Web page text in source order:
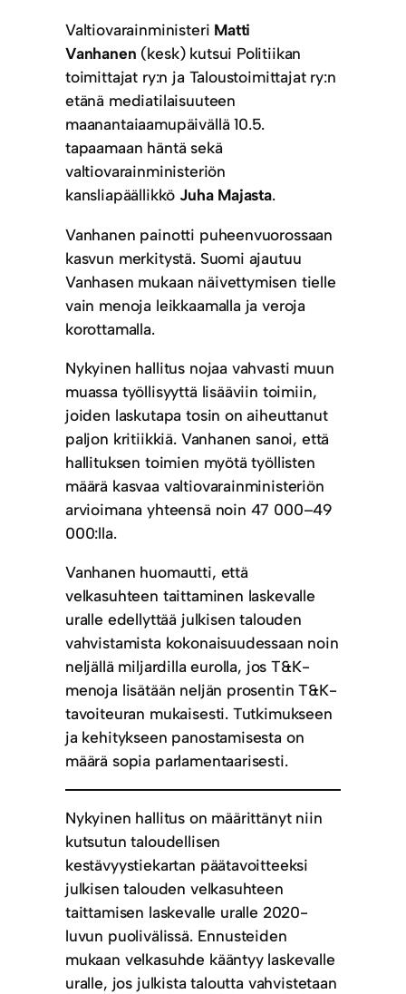
Valtiovarainministeri Matti
Vanhanen (kesk) kutsui Politiikan
toimittajat ry:n ja Taloustoimittajat ry:n
etänä mediatilaisuuteen
maanantaiaamupäivällä 10.5.
tapaamaan häntä sekä
valtiovarainministeriön
kansliapäällikkö Juha Majasta.
Vanhanen painotti puheenvuorossaan
kasvun merkitystä. Suomi ajautuu
Vanhasen mukaan näivettymisen tielle
vain menoja leikkaamalla ja veroja
korottamalla.
Nykyinen hallitus nojaa vahvasti muun
muassa työllisyyttä lisääviin toimiin,
joiden laskutapa tosin on aiheuttanut
paljon kritiikkiä. Vanhanen sanoi, että
hallituksen toimien myötä työllisten
määrä kasvaa valtiovarainministeriön
arvioimana yhteensä noin 47 000–49
000:lla.
Vanhanen huomautti, että
velkasuhteen taittaminen laskevalle
uralle edellyttää julkisen talouden
vahvistamista kokonaisuudessaan noin
neljällä miljardilla eurolla, jos T&K-
menoja lisätään neljän prosentin T&K-
tavoiteuran mukaisesti. Tutkimukseen
ja kehitykseen panostamisesta on
määrä sopia parlamentaarisesti.
Nykyinen hallitus on määrittänyt niin
kutsutun taloudellisen
kestävyystiekartan päätavoitteeksi
julkisen talouden velkasuhteen
taittamisen laskevalle uralle 2020-
luvun puolivälissä. Ennusteiden
mukaan velkasuhde kääntyy laskevalle
uralle, jos julkista taloutta vahvistetaan